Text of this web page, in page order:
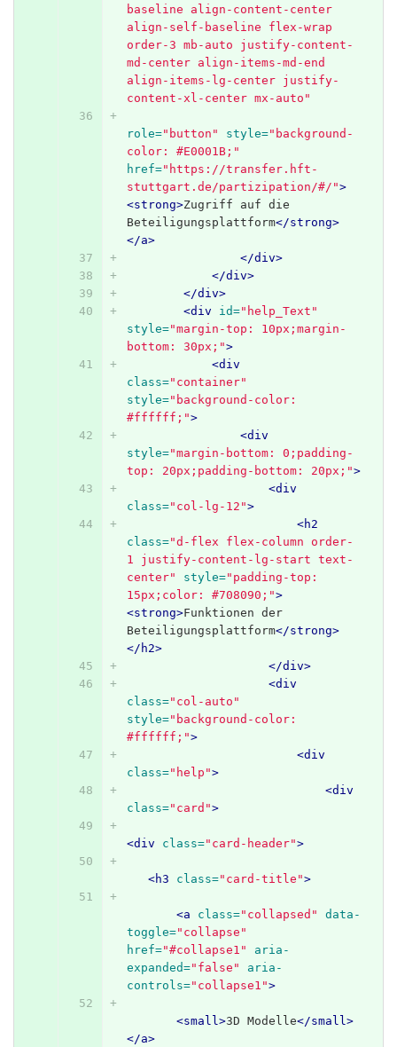
baseline align-content-center
align-self-baseline flex-wrap
order-3 mb-auto justify-content-
md-center align-items-md-end
align-items-lg-center justify-
content-xl-center mx-auto"
role="button" style="background-
color: #E0001B;"
href="https://transfer.hft-
stuttgart.de/partizipation/#/">
<strong>Zugriff auf die
Beteiligungsplattform</strong>
</a>
</div>
</div>
</div>
<div
id="help_Text"
style="margin-top: 10px;margin-
bottom: 30px;">
<div
class="container"
style="background-color:
#ffffff;">
<div
style="margin-bottom: 0;padding-
top: 20px;padding-bottom: 20px;">
<div
class="col-lg-12">
<h2
class="d-flex flex-column order-
1 justify-content-lg-start text-
center"
style="padding-top:
15px;color: #708090;">
<strong>Funktionen der
Beteiligungsplattform</strong>
</h2>
</div>
<div
class="col-auto"
style="background-color:
#ffffff;">
<div
class="help">
<div
class="card">
<div class="card-header">
<h3 class="card-title">
<a class="collapsed"
data-
toggle="collapse"
href="#collapse1"
aria-
expanded="false"
aria-
controls="collapse1">
<small>3D Modelle</small>
</a>